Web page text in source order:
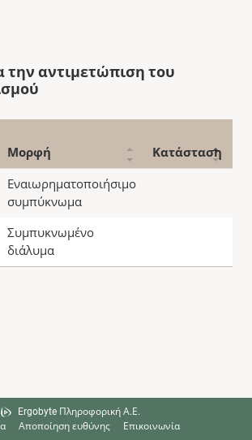
την αντιμετώπιση του
Μορφή Κατάσταση
Εναιωρηματοποιήσιμο
συμπύκνωμα
Συμπυκνωμένο
διάλυμα
Ergobyte Πληροφορική Α.Ε.
Αποποίηση ευθύνης Επικοινωνία